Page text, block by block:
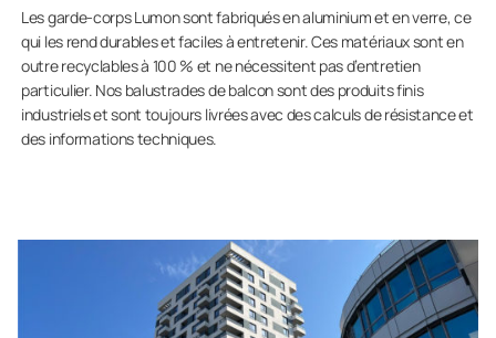
Les garde-corps Lumon sont fabriqués en aluminium et en verre, ce
qui les rend durables et faciles à entretenir. Ces matériaux sont en
outre recyclables à 100 % et ne nécessitent pas d’entretien
particulier. Nos balustrades de balcon sont des produits finis
industriels et sont toujours livrées avec des calculs de résistance et
des informations techniques.